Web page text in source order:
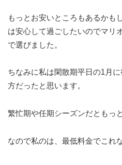
もっとお安いところもあるかも
は安心して過ごしたいのでマリ
で選びました。
ちなみに私は閑散期平日の1月
方だったと思います。
繁忙期や任期シーズンだともっ
なので私のは、最低料金でこれ